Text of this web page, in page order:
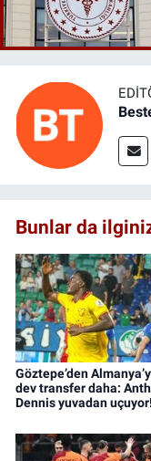
Bunlar da
Göztepe’den
dev transfer daha:
Dennis yuvadan uçuyor!